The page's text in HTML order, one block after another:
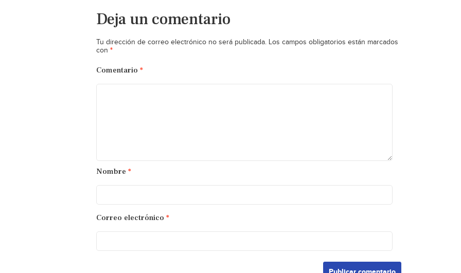
Deja un comentario
Tu dirección de correo electrónico no será publicada. Los campos obligatorios están marcados
con *
Comentario *
Nombre *
Correo electrónico *